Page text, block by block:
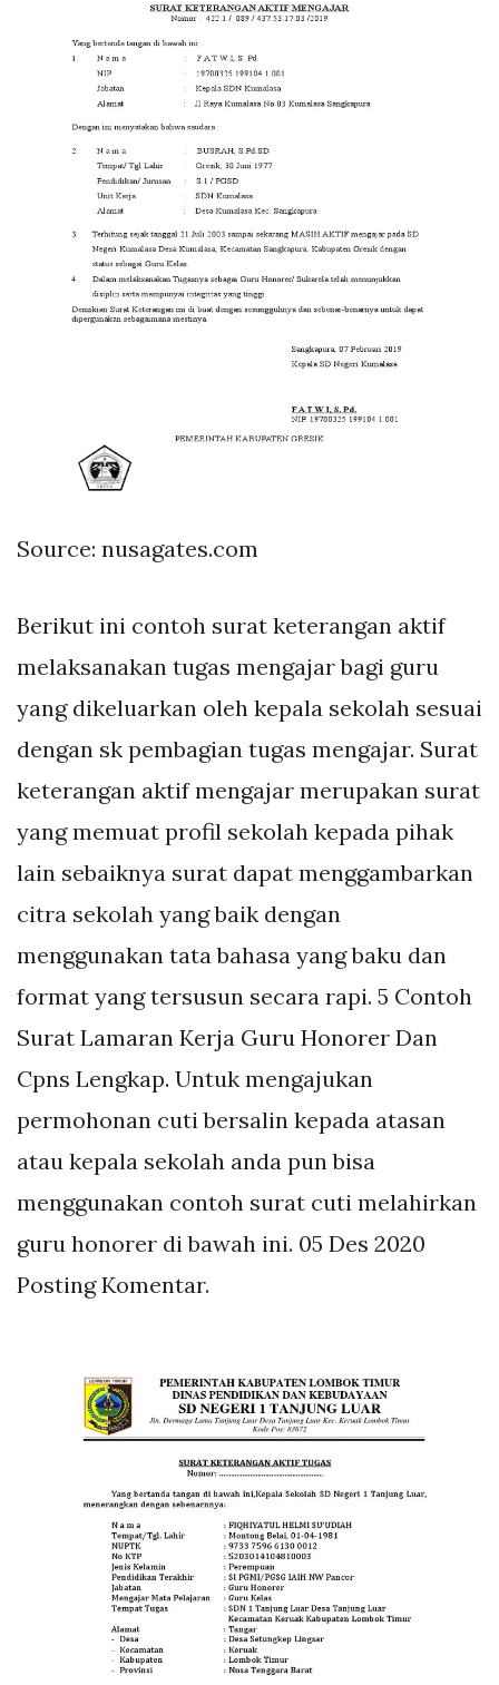
Source: nusagates.com
Berikut ini contoh surat keterangan aktif
melaksanakan tugas mengajar bagi guru
yang dikeluarkan oleh kepala sekolah sesuai
dengan sk pembagian tugas mengajar. Surat
keterangan aktif mengajar merupakan surat
yang memuat profil sekolah kepada pihak
lain sebaiknya surat dapat menggambarkan
citra sekolah yang baik dengan
menggunakan tata bahasa yang baku dan
format yang tersusun secara rapi. 5 Contoh
Surat Lamaran Kerja Guru Honorer Dan
Cpns Lengkap. Untuk mengajukan
permohonan cuti bersalin kepada atasan
atau kepala sekolah anda pun bisa
menggunakan contoh surat cuti melahirkan
guru honorer di bawah ini. 05 Des 2020
Posting Komentar.